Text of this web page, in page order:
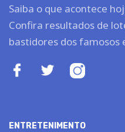
Saiba o que acontece
Confira resultados de
bastidores dos famosos
ENTRETENIMENTO